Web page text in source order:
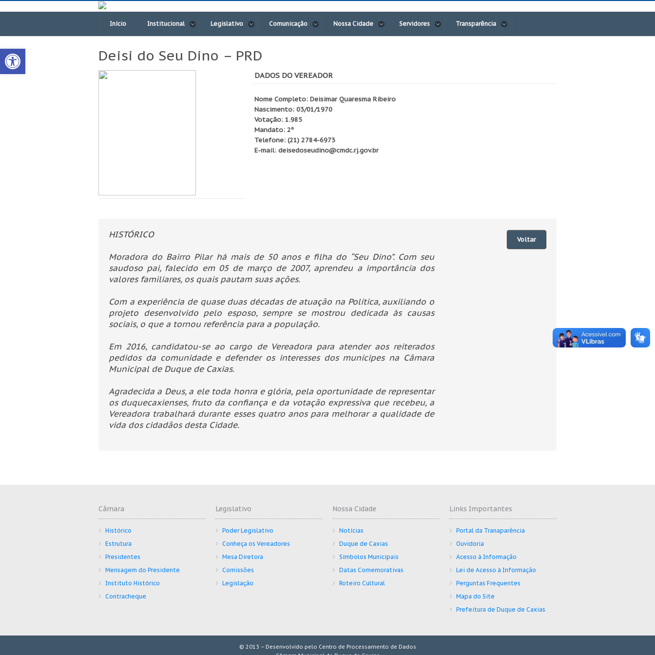
Open toolbar
Início Institucional Legislativo Comunicação Nossa Cidade Servidores Transparência
Deisi do Seu Dino – PRD
DADOS DO VEREADOR
Nome Completo: Deisimar Quaresma Ribeiro
Nascimento: 03/01/1970
Votação: 1.985
Mandato: 2º
Telefone: (21) 2784-6973
E-mail: deisedoseudino@cmdc.rj.gov.br
HISTÓRICO
Moradora do Bairro Pilar há mais de 50 anos e filha do “Seu Dino”. Com seu
saudoso pai, falecido em 05 de março de 2007, aprendeu a importância dos
valores familiares, os quais pautam suas ações.
Com a experiência de quase duas décadas de atuação na Política, auxiliando o
projeto desenvolvido pelo esposo, sempre se mostrou dedicada às causas
sociais, o que a tornou referência para a população.
Em 2016, candidatou-se ao cargo de Vereadora para atender aos reiterados
pedidos da comunidade e defender os interesses dos munícipes na Câmara
Municipal de Duque de Caxias.
Agradecida a Deus, a ele toda honra e glória, pela oportunidade de representar
os duquecaxienses, fruto da confiança e da votação expressiva que recebeu, a
Vereadora trabalhará durante esses quatro anos para melhorar a qualidade de
vida dos cidadãos desta Cidade.
Voltar
Câmara
Histórico
Estrutura
Presidentes
Mensagem do Presidente
Instituto Histórico
Contracheque
Legislativo
Poder Legislativo
Conheça os Vereadores
Mesa Diretora
Comissões
Legislação
Nossa Cidade
Notícias
Duque de Caxias
Símbolos Municipais
Datas Comemorativas
Roteiro Cultural
Links Importantes
Portal da Tranaparência
Ouvidoria
Acesso à Informação
Lei de Acesso à Informação
Perguntas Frequentes
Mapa do Site
Prefeitura de Duque de Caxias
© 2013 – Desenvolvido pelo Centro de Processamento de Dados